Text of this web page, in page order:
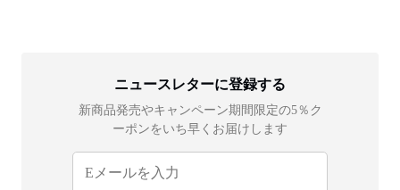
ニュースレターに登録する
新商品発売やキャンペーン期間限定の5％ク
ーポンをいち早くお届けします